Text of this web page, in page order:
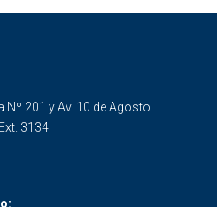
Nº 201 y Av. 10 de Agosto
3134